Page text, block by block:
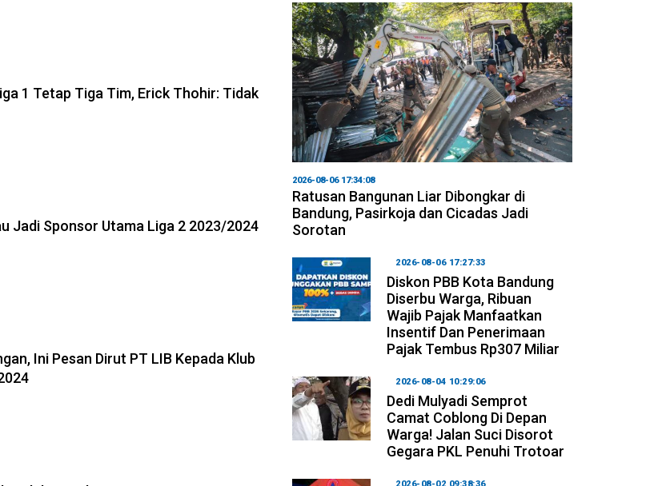
1 Tetap Tiga Tim, Erick Thohir: Tidak
Jadi Sponsor Utama Liga 2 2023/2024
Ini Pesan Dirut PT LIB Kepada Klub
2026-08-06 17:34:08
Ratusan Bangunan Liar Dibongkar di
Bandung, Pasirkoja dan Cicadas Jadi
Sorotan
2026-08-06 17:27:33
Diskon PBB Kota Bandung
Diserbu Warga, Ribuan
Wajib Pajak Manfaatkan
Insentif Dan Penerimaan
Pajak Tembus Rp307 Miliar
2026-08-04 10:29:06
Dedi Mulyadi Semprot
Camat Coblong Di Depan
Warga! Jalan Suci Disorot
Gegara PKL Penuhi Trotoar